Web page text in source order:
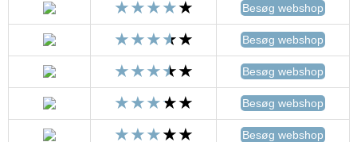
Besøg webshop
Besøg webshop
Besøg webshop
Besøg webshop
Besøg webshop